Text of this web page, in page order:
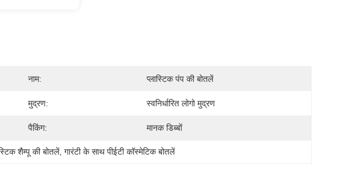
नाम: प्लास्टिक पंप की बोतलें
मुद्रण: स्वनिर्धारित लोगो मुद्रण
पैकिंग: मानक डिब्बों
शैम्पू की बोतलें, गारंटी के साथ पीईटी कॉस्मेटिक बोतलें